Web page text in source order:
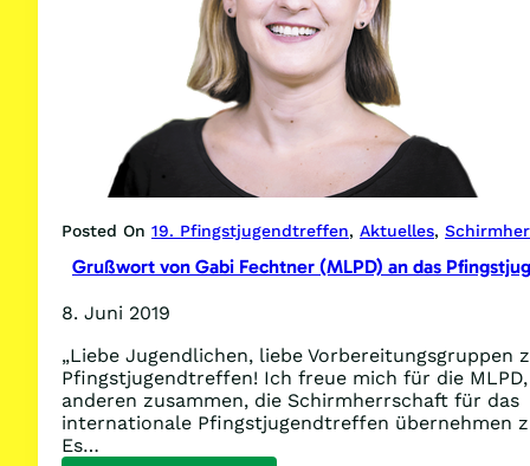
Posted On 19. Pfingstjugendtreffen, Aktuelles,
Grußwort von Gabi Fechtner (MLPD) an das
8. Juni 2019
„Liebe Jugendlichen, liebe Vorbereitungsgruppen
Pfingstjugendtreffen! Ich freue mich für die
anderen zusammen, die Schirmherrschaft für das
internationale Pfingstjugendtreffen übernehmen
Es…